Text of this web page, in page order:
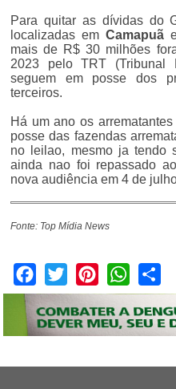
Para quitar as dívidas do
localizadas em Camapuã
mais de R$ 30 milhões
2023 pelo TRT (Tribunal
seguem em posse dos
terceiros.
Há um ano os
posse das fazendas
no leilao, mesmo ja tendo
ainda nao foi repassado
nova audiência em 4 de
Fonte: Top Mídia News
Facebook
Twitter Pinterest